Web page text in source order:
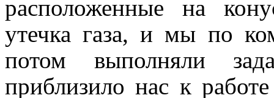
расположенные на
утечка газа, и мы по
потом выполняли
приблизило нас к